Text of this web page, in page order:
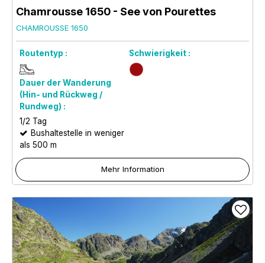
Chamrousse 1650 - See von Pourettes
CHAMROUSSE 1650
Routentyp : Schwierigkeit :
Dauer der Wanderung
(Hin- und Rückweg /
Rundweg) :
1/2 Tag
Bushaltestelle in weniger
als 500 m
Mehr Information